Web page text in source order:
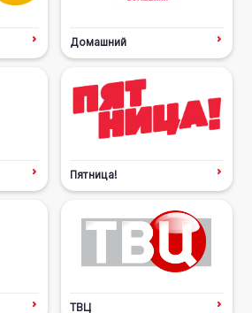
Домашний
Пятница!
ТВЦ